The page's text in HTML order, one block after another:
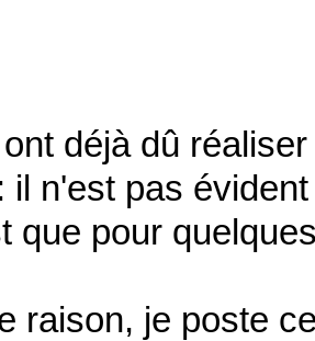
déjà dû
il n'est pas
que pour
raison, je poste